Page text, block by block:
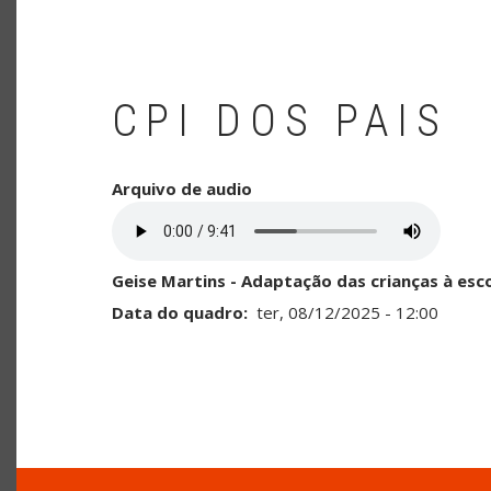
CPI DOS PAIS
Arquivo de audio
Geise Martins - Adaptação das crianças à
Data do quadro
ter, 08/12/2025 - 12:00